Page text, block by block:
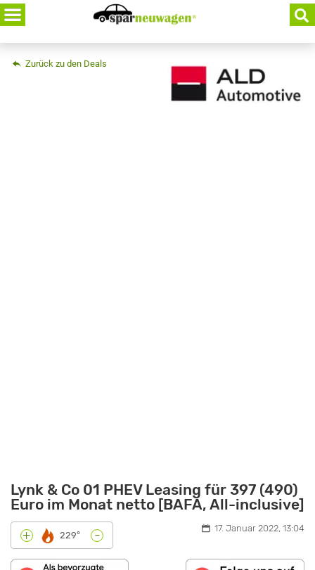
Skip
to
content
Zurück zu den Deals
Lynk & Co 01 PHEV Leasing für 397 (490)
Euro im Monat netto [BAFA, All-inclusive]
+ 229° - 17. Januar 2022, 13:04